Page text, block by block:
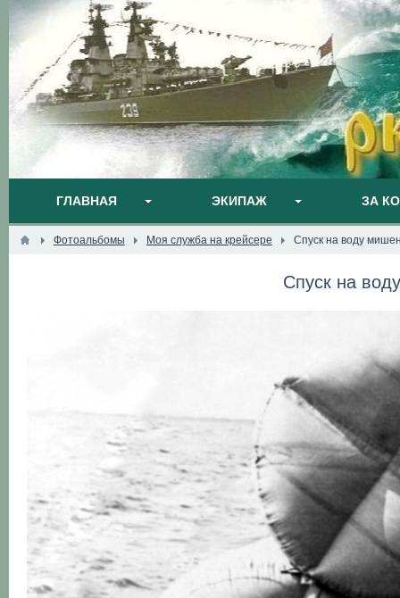
ГЛАВНАЯ ЭКИПАЖ ЗА
Фотоальбомы Моя служба на крейсере Спуск на воду
Спуск на